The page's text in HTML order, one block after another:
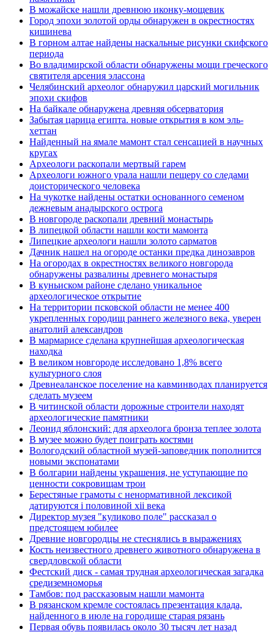
В можайске нашли древнюю иконку-мощевик
Город эпохи золотой орды обнаружен в окрестностях
кишинева
В горном алтае найдены наскальные рисунки скифского
периода
Во владимирской области обнаружены мощи греческого
святителя арсения элассона
Челябинский археолог обнаружил царский могильник
эпохи скифов
На байкале обнаружена древняя обсерватория
Забытая царица египта. новые открытия в ком эль-
хеттан
Найденный на ямале мамонт стал сенсацией в научных
кругах
Археологи раскопали мертвый гарем
Археологи южного урала нашли пещеру со следами
доисторического человека
На чукотке найдены остатки основанного семеном
дежневым анадырского острога
В новгороде раскопали древний монастырь
В липецкой области нашли кости мамонта
Липецкие археологи нашли золото сарматов
Дачник нашел на огороде останки предка динозавров
На огородах в окрестностях великого новгорода
обнаружены развалины древнего монастыря
В куньиском районе сделано уникальное
археологическое открытие
На территории псковской области не менее 400
укрепленных городищ раннего железного века, уверен
анатолий александров
В мармарисе сделана крупнейшая археологическая
находка
В великом новгороде исследовано 1,8% всего
культурного слоя
Древнеаланское поселение на кавминводах планируется
сделать музеем
В читинской области дорожные строители находят
археологические памятники
Леонид яблонский: для археолога бронза теплее золота
В музее можно будет поиграть костями
Вологодский областной музей-заповедник пополнится
новыми экспонатами
В болгарии найдены украшения, не уступающие по
ценности сокровищам трои
Берестяные грамоты с ненормативной лексикой
датируются i половиной xii века
Директор музея "куликово поле" рассказал о
предстоящем юбилее
Древние новгородцы не стеснялись в выражениях
Кость неизвестного древнего животного обнаружена в
свердловской области
Фестский диск - самая трудная археологическая загадка
средиземноморья
Тамбов: под рассказовым нашли мамонта
В рязанском кремле состоялась презентация клада,
найденного в июле на городище старая рязань
Первая обувь появилась около 30 тысяч лет назад